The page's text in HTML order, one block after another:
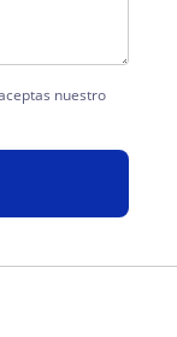
nuestro